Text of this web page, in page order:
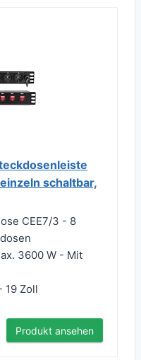
schaltbar,
CEE7/3 - 8
3600 W - Mit
19 Zoll
Produkt ansehen